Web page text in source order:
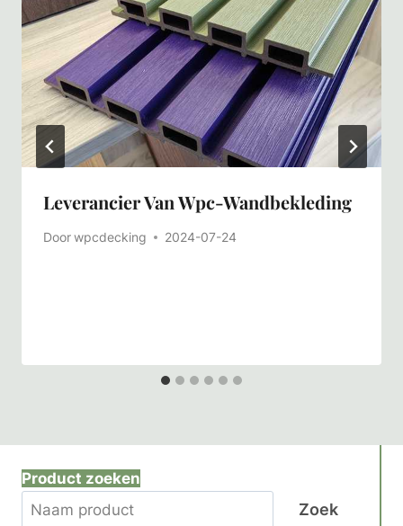
Leverancier Van Wpc-Wandbekleding
Doorwpcdecking 2024-07-24
Product zoeken
Zoek